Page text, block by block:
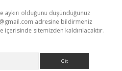
aykırı olduğunu düşündüğünüz
adresine bildirmeniz
sitemizden kaldırılacaktır.